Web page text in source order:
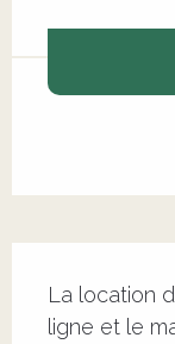
La location
ligne et le